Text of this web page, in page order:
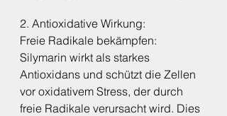
2. Antioxidative Wirkung:
Freie Radikale bekämpfen:
Silymarin wirkt als starkes
Antioxidans und schützt die Zellen
vor oxidativem Stress, der durch
freie Radikale verursacht wird. Dies